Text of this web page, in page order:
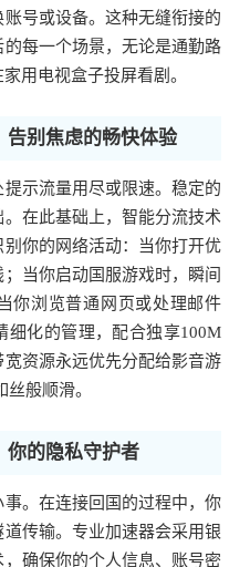
号或设备。这种无缝衔接的
每一个场景，无论是通勤路
用电视盒子投屏看剧。
告别焦虑的畅快体验
示流量用尽或限速。稳定的
在此基础上，智能分流技术
你的网络活动：当你打开优
当你启动国服游戏时，瞬间
你浏览普通网页或处理邮件
细化的管理，配合独享100M
资源永远优先分配给影音游
般顺滑。
你的隐私守护者
。在连接回国的过程中，你
传输。专业加速器会采用银
确保你的个人信息、账号密